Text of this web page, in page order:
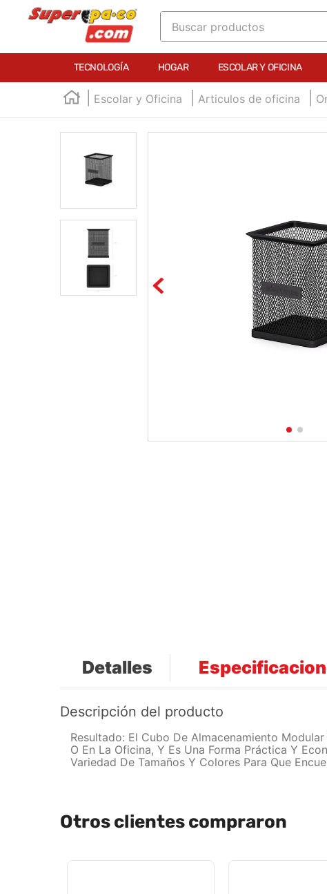
Buscar productos
TECNOLOGÍA HOGAR ESCOLAR Y OFICINA
Escolar y Oficina Articulos de oficina
Detalles
Descripción del producto
Resultado: El Cubo De Almacenamiento
O En La Oficina, Y Es Una Forma Práctica Y
Variedad De Tamaños Y Colores Para Que
Otros clientes compraron
TÉRMINOS MÁS BUSCADOS
2.
marcador e300